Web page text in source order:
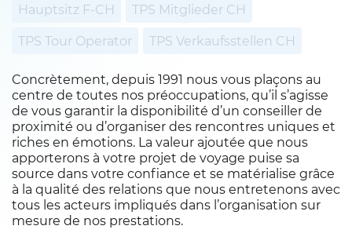
Hauptsitz F-CH TPS Mitglieder CH
TPS Tour Operator TPS Verkaufsstellen CH
Concrètement, depuis 1991 nous vous plaçons au
centre de toutes nos préoccupations, qu’il s’agisse
de vous garantir la disponibilité d’un conseiller de
proximité ou d’organiser des rencontres uniques et
riches en émotions. La valeur ajoutée que nous
apporterons à votre projet de voyage puise sa
source dans votre confiance et se matérialise grâce
à la qualité des relations que nous entretenons avec
tous les acteurs impliqués dans l’organisation sur
mesure de nos prestations.